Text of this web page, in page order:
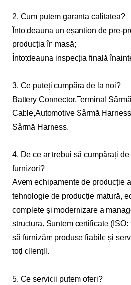
2. Cum putem garanta calitatea?
Întotdeauna un eșantion de pre-
producția în masă;
Întotdeauna inspecția finală
3. Ce puteți cumpăra de la noi?
Battery Connector,Terminal
Cable,Automotive Sârmă
Sârmă Harness.
4. De ce ar trebui să cumpărați
furnizori?
Avem echipamente de producție
tehnologie de producție matură,
complete și modernizare a
structura. Suntem certificate
să furnizăm produse fiabile și
toți clienții.
5. Ce servicii putem oferi?